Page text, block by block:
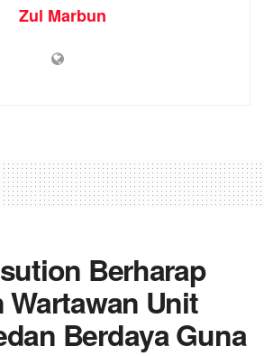
Zul Marbun
Berharap
Wartawan Unit
Berdaya Guna